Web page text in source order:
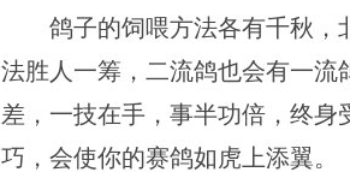
鸽子的饲喂方法各有千秋，
法胜人一筹，二流鸽也会有一
差，一技在手，事半功倍，终
巧，会使你的赛鸽如虎上添翼。